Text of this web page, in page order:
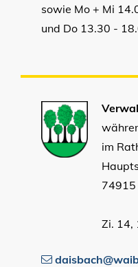
sowie Mo + Mi
und Do 13.30 -
im
Zi. 14,